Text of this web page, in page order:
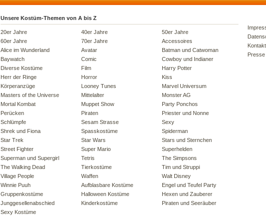
Unsere Kostüm-Themen von A bis Z
20er Jahre 40er Jahre
50er Jahre
60er Jahre
70er Jahre
Accessoires
Alice im Wunderland
Avatar
Batman und Catwoman
Baywatch
Comic
Cowboy und Indianer
Diverse Kostüme
Film
Harry Potter
Herr der Ringe
Horror
Kiss
Körperanzüge
Looney Tunes
Marvel Universum
Masters of the Universe
Mittelalter
Monster AG
Mortal Kombat
Muppet Show
Party Ponchos
Perücken
Piraten
Priester und Nonne
Schlümpfe
Sesam Strasse
Sexy
Shrek und Fiona
Spasskostüme
Spiderman
Star Trek
Star Wars
Stars und Sternchen
Street Fighter
Super Mario
Superhelden
Superman und Supergirl
Tetris
The Simpsons
The Walking Dead
Tierkostüme
Tim und Struppi
Village People
Waffen
Walt Disney
Winnie Puuh
Aufblasbare Kostüme
Engel und Teufel Party
Gruppenkostüme
Halloween Kostüme
Hexen und Zauberer
Junggesellenabschied
Kinderkostüme
Piraten und Seeräuber
Sexy Kostüme
Kontakt
Presse